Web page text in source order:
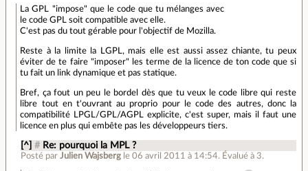
La GPL "impose" que le code que tu mélanges avec
le code GPL soit compatible avec elle.
C'est pas du tout gérable pour l'objectif de Mozilla.
Reste à la limite la LGPL, mais elle est aussi assez chiante, tu peux
éviter de te faire "imposer" les terme de la licence de ton code que si
tu fait un link dynamique et pas statique.
Bref, ça fout un peu le bordel dès que tu veux le code libre qui reste
libre tout en t'ouvrant au proprio pour le code des autres, donc la
compatibilité LPGL/GPL/AGPL explicite, c'est super, mais il faut une
licence en plus qui embête pas les développeurs tiers.
[^] # Re: pourquoi la MPL ?
Posté par Julien Wajsberg le 06 avril 2011 à 14:54. Évalué à 3.